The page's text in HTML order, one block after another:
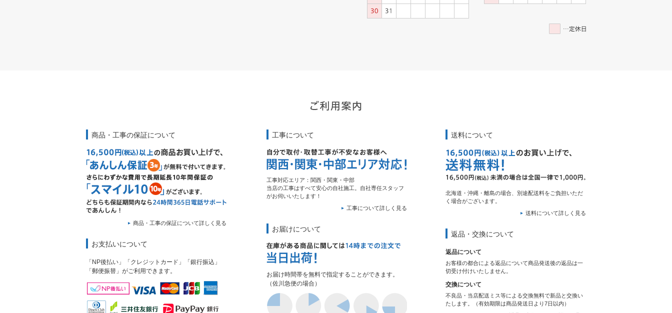
商品・工事の保証について
商品・工事の保証について詳しく見る
お支払いについて
「NP後払い」「クレジットカード」「銀行振込」
「郵便振替」がご利用できます。
工事について
工事対応エリア：関西・関東・中部
当店の工事はすべて安心の自社施工。自社専任スタッフ
がお伺いいたします！
工事について詳しく見る
お届けについて
お届け時間帯を無料で指定することができます。
（佐川急便の場合）
送料について
北海道・沖縄・離島の場合、別途配送料をご負担いただ
く場合がございます。
送料について詳しく見る
返品・交換について
返品について
お客様の都合による返品について商品発送後の返品は一
切受け付けいたしません。
交換について
不良品・当店配送ミス等による交換無料で新品と交換い
たします。（有効期限は商品発送日より7日以内）